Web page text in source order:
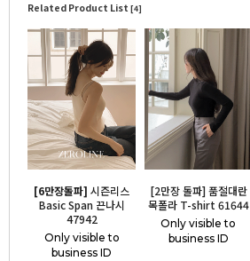
Related Product List [4]
[6만장돌파] 시즌리스
Basic Span 끈나시
47942
Only visible to
business ID
[2만장 돌파] 품절대란
목폴라 T-shirt 61644
Only visible to
business ID